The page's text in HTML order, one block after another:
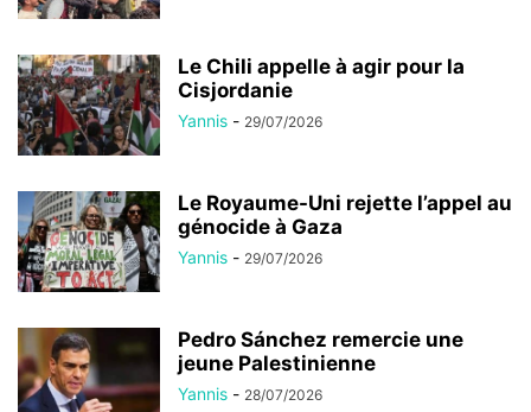
Le Chili appelle à agir pour la
Cisjordanie
Yannis - 29/07/2026
Le Royaume-Uni rejette l’appel au
génocide à Gaza
Yannis - 29/07/2026
Pedro Sánchez remercie une
jeune Palestinienne
Yannis - 28/07/2026